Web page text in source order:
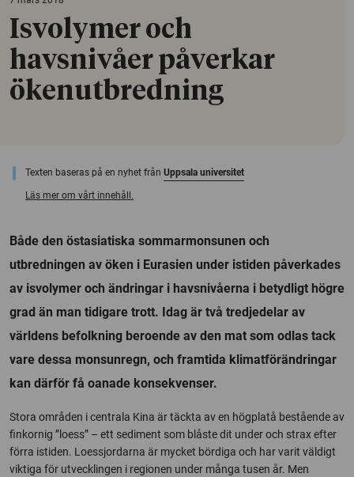
Isvolymer och
havsnivåer påverkar
ökenutbredning
Texten baseras på en nyhet från Uppsala universitet
Läs mer om vårt innehåll.
Både den östasiatiska sommarmonsunen och
utbredningen av öken i Eurasien under istiden påverkades
av isvolymer och ändringar i havsnivåerna i betydligt högre
grad än man tidigare trott. Idag är två tredjedelar av
världens befolkning beroende av den mat som odlas tack
vare dessa monsunregn, och framtida klimatförändringar
kan därför få oanade konsekvenser.
Stora områden i centrala Kina är täckta av en högplatå bestående av
finkornig ”loess” – ett sediment som blåste dit under och strax efter
förra istiden. Loessjordarna är mycket bördiga och har varit väldigt
viktiga för utvecklingen i regionen under många tusen år. Men